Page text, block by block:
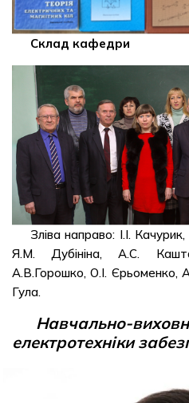
Склад кафедри
Зліва направо: І.І.
Я.М. Дубініна, А.С.
А.В.Горошко, О.І. Єрьоменко,
Гула.
Навчально-
електротехніки